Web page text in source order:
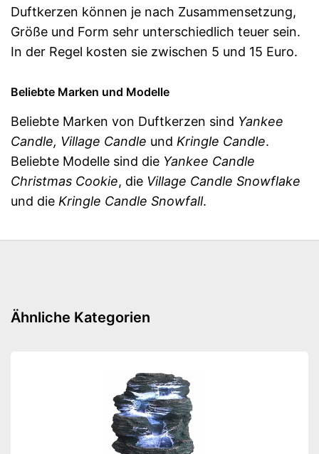
Duftkerzen können je nach Zusammensetzung,
Größe und Form sehr unterschiedlich teuer sein.
In der Regel kosten sie zwischen 5 und 15 Euro.
Beliebte Marken und Modelle
Beliebte Marken von Duftkerzen sind Yankee
Candle, Village Candle und Kringle Candle.
Beliebte Modelle sind die Yankee Candle
Christmas Cookie, die Village Candle Snowflake
und die Kringle Candle Snowfall.
Ähnliche Kategorien